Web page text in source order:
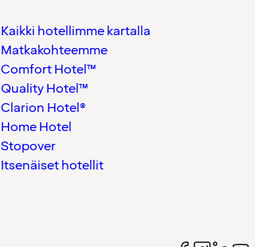
Kaikki hotellimme kartalla
Matkakohteemme
Comfort Hotel™
Quality Hotel™
Clarion Hotel®
Home Hotel
Stopover
Itsenäiset hotellit